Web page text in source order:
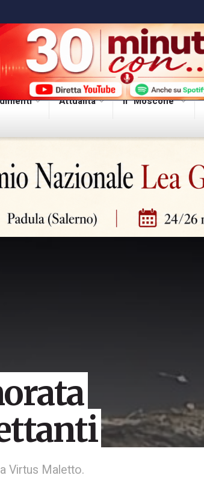
Attualità Il “Moscone”
Virtus Maletto.